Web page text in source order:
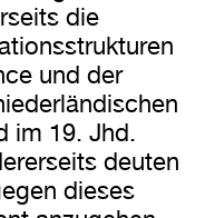
die
und der
im 19. Jhd.
deuten
dieses